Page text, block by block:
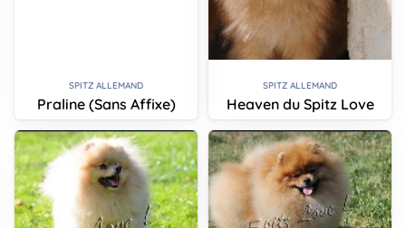
SPITZ ALLEMAND
Praline (Sans Affixe)
SPITZ ALLEMAND
Heaven du Spitz Love